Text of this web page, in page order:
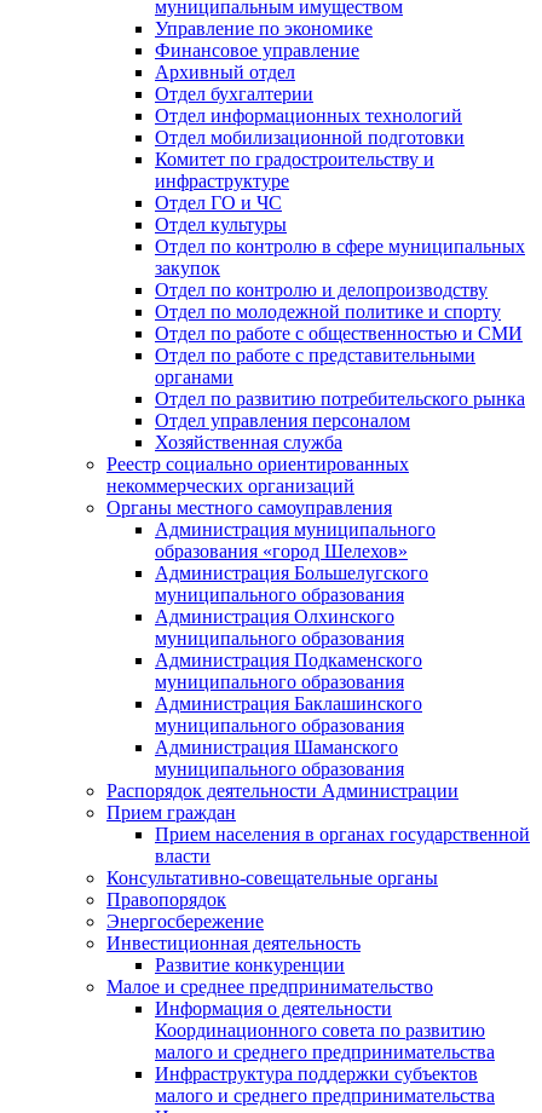
муниципальным имуществом
Управление по экономике
Финансовое управление
Архивный отдел
Отдел бухгалтерии
Отдел информационных технологий
Отдел мобилизационной подготовки
Комитет по градостроительству и
инфраструктуре
Отдел ГО и ЧС
Отдел культуры
Отдел по контролю в сфере муниципальных
закупок
Отдел по контролю и делопроизводству
Отдел по молодежной политике и спорту
Отдел по работе с общественностью и СМИ
Отдел по работе с представительными
органами
Отдел по развитию потребительского рынка
Отдел управления персоналом
Хозяйственная служба
Реестр социально ориентированных
некоммерческих организаций
Органы местного самоуправления
Администрация муниципального
образования «город Шелехов»
Администрация Большелугского
муниципального образования
Администрация Олхинского
муниципального образования
Администрация Подкаменского
муниципального образования
Администрация Баклашинского
муниципального образования
Администрация Шаманского
муниципального образования
Распорядок деятельности Администрации
Прием граждан
Прием населения в органах государственной
власти
Консультативно-совещательные органы
Правопорядок
Энергосбережение
Инвестиционная деятельность
Развитие конкуренции
Малое и среднее предпринимательство
Информация о деятельности
Координационного совета по развитию
малого и среднего предпринимательства
Инфраструктура поддержки субъектов
малого и среднего предпринимательства